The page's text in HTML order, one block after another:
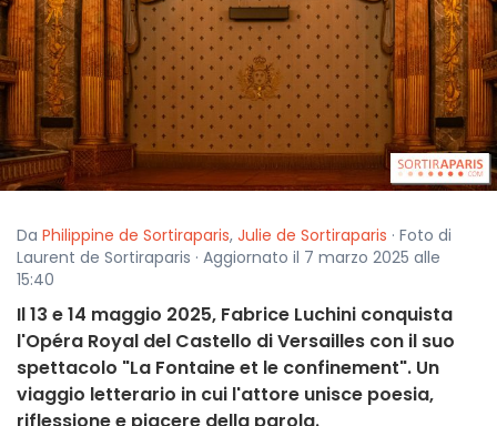
Da Philippine de Sortiraparis, Julie de Sortiraparis · Foto di
Laurent de Sortiraparis · Aggiornato il 7 marzo 2025 alle
15:40
Il 13 e 14 maggio 2025, Fabrice Luchini conquista
l'Opéra Royal del Castello di Versailles con il suo
spettacolo "La Fontaine et le confinement". Un
viaggio letterario in cui l'attore unisce poesia,